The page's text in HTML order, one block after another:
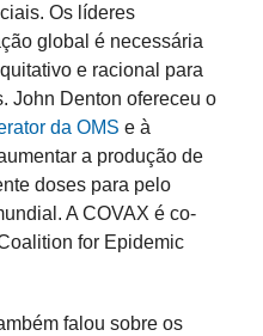
Os líderes
global é necessária
e racional para
John Denton ofereceu o
da OMS e à
a produção de
doses para pelo
A COVAX é co-
for Epidemic
falou sobre os